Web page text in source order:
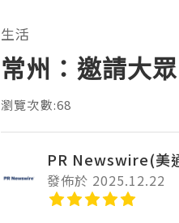
生活
常州：邀請大
瀏覽次數:68
PR Newswire(美
發佈於 2025.12.22